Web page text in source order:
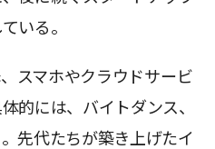
いる。
スマホやクラウドサービ
的には、バイトダンス、
先代たちが築き上げたイ